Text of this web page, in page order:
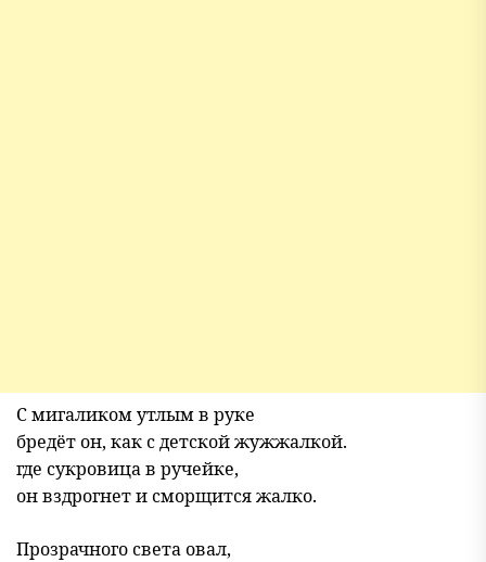
С мигаликом утлым в руке
бредёт он, как с детской жужжалкой.
где сукровица в ручейке,
он вздрогнет и сморщится жалко.
Прозрачного света овал,